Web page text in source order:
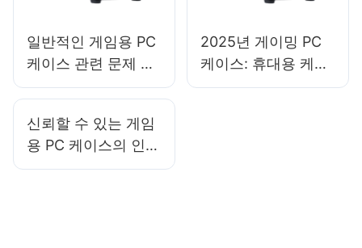
일반적인 게임용 PC
케이스 관련 문제 해
결 방법
2025년 게이밍 PC
케이스: 휴대용 케이
스는 이동 중인 게이
신뢰할 수 있는 게임
용 PC 케이스의 인기
브랜드 옵션은 무엇